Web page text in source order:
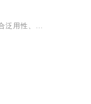
星际战甲玩什么职业好一点，综合泛用性、上手难度与实战强度，新...